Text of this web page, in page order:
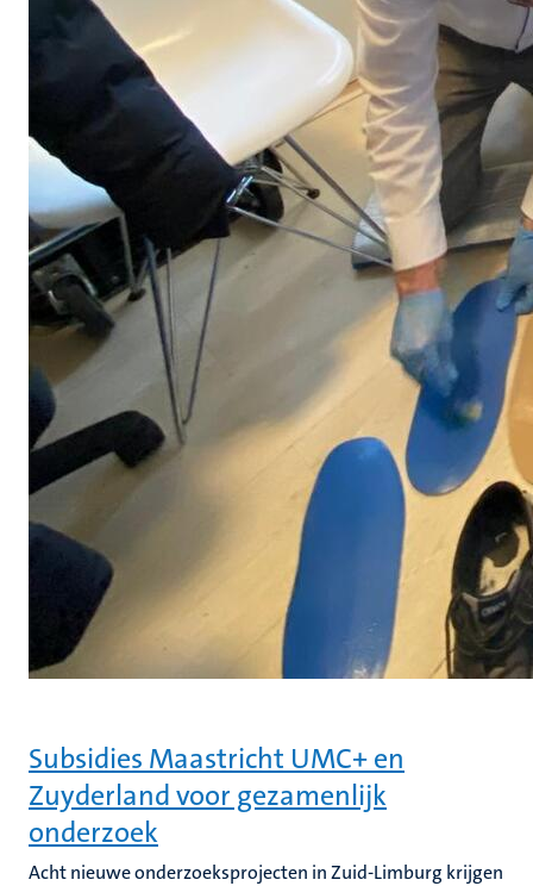
Subsidies Maastricht UMC+ en
Zuyderland voor gezamenlijk
onderzoek
Acht nieuwe onderzoeksprojecten in Zuid-Limburg krijgen